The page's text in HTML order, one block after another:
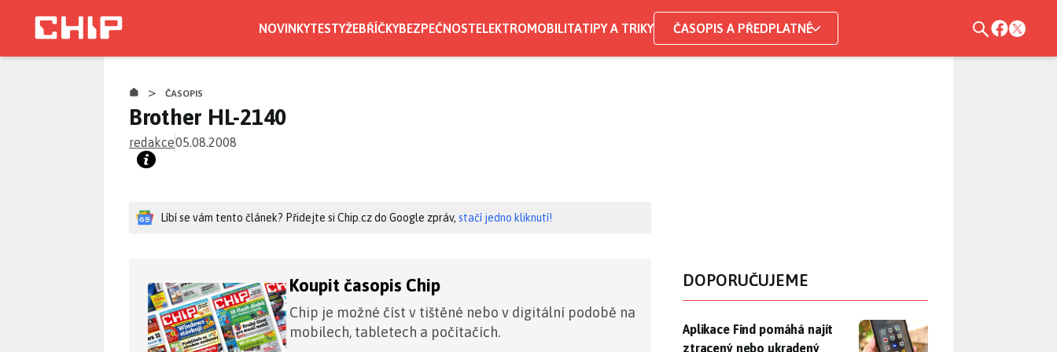
NOVINKYTESTYŽEBŘÍČKYBEZPEČNOSTELEKTROMOBILITATIPY A TRIKY ČASOPIS A PŘEDPLATNÉ
> ČASOPIS
Brother HL-2140
redakce05.08.2008
Líbí se vám tento článek? Přidejte si Chip.cz do Google zpráv, stačí jedno kliknutí!
Koupit časopis Chip
Chip je možné číst v tištěné nebo v digitální podobě na
mobilech, tabletech a počítačích.
DOPORUČUJEME
Aplikace Find pomáhá najít ztracený nebo ukradený telefon.
Aplikace Find pomáhá najít
ztracený nebo ukradený